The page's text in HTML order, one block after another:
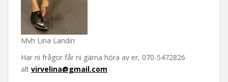
Mvh Lina Landin
Har ni frågor får ni gärna höra av er, 070-5472826
alt virvelina@gmail.com